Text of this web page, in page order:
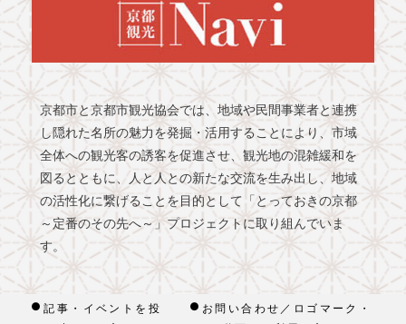
京都市と京都市観光協会では、地域や民間事業者と連携
し隠れた名所の魅力を発掘・活用することにより、市域
全体への観光客の誘客を促進させ、観光地の混雑緩和を
図るとともに、人と人との新たな交流を生み出し、地域
の活性化に繋げることを目的として「とっておきの京都
～定番のその先へ～」プロジェクトに取り組んでいま
す。
記事・イベントを投
お問い合わせ／ロゴマーク・